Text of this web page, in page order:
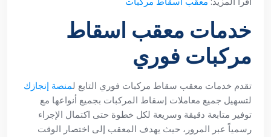
خدمات معقب اسقاط
مركبات فوري
تقدم خدمات معقب سقاط مركبات فوري التابع لمنصة إنجازك
لتسهيل جميع معاملات إسقاط المركبات بجميع أنواعها مع
توفير متابعة دقيقة وسريعة لكل خطوة حتى اكتمال الإجراء
رسمياً عبر المرور، حيث يهدف المعقب إلى اختصار الوقت